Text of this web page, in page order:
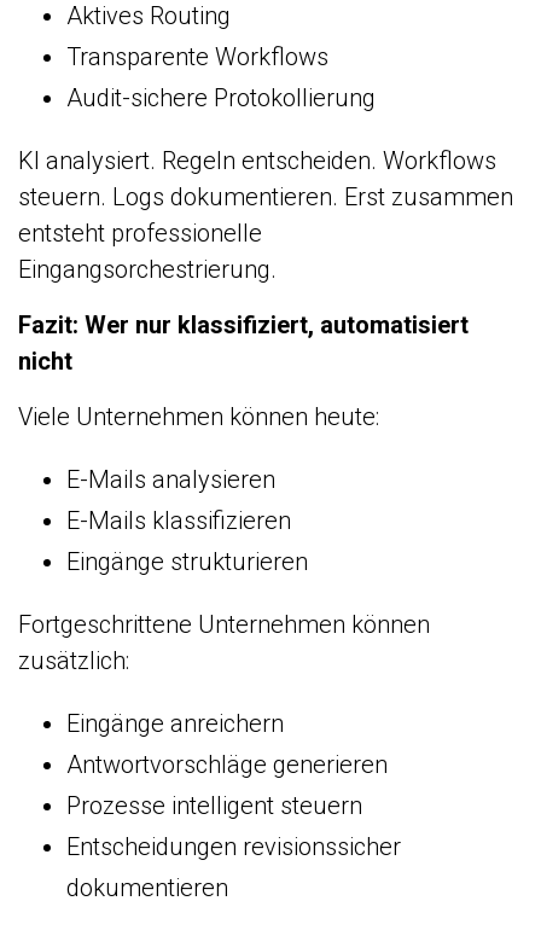
Aktives Routing
Transparente Workflows
Audit-sichere Protokollierung
KI analysiert. Regeln entscheiden. Workflows
steuern. Logs dokumentieren. Erst zusammen
entsteht professionelle
Eingangsorchestrierung.
Fazit: Wer nur klassifiziert, automatisiert
nicht
Viele Unternehmen können heute:
E-Mails analysieren
E-Mails klassifizieren
Eingänge strukturieren
Fortgeschrittene Unternehmen können
zusätzlich:
Eingänge anreichern
Antwortvorschläge generieren
Prozesse intelligent steuern
Entscheidungen revisionssicher
dokumentieren